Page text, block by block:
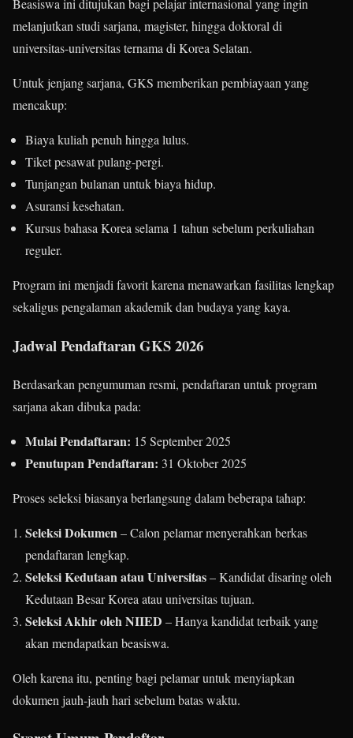
Beasiswa ini ditujukan bagi pelajar internasional yang ingin
melanjutkan studi sarjana, magister, hingga doktoral di
universitas-universitas ternama di Korea Selatan.
Untuk jenjang sarjana, GKS memberikan pembiayaan yang
mencakup:
Biaya kuliah penuh hingga lulus.
Tiket pesawat pulang-pergi.
Tunjangan bulanan untuk biaya hidup.
Asuransi kesehatan.
Kursus bahasa Korea selama 1 tahun sebelum perkuliahan
reguler.
Program ini menjadi favorit karena menawarkan fasilitas lengkap
sekaligus pengalaman akademik dan budaya yang kaya.
Jadwal Pendaftaran GKS 2026
Berdasarkan pengumuman resmi, pendaftaran untuk program
sarjana akan dibuka pada:
Mulai Pendaftaran: 15 September 2025
Penutupan Pendaftaran: 31 Oktober 2025
Proses seleksi biasanya berlangsung dalam beberapa tahap:
Seleksi Dokumen– Calon pelamar menyerahkan berkas
pendaftaran lengkap.
Seleksi Kedutaan atau Universitas– Kandidat disaring oleh
Kedutaan Besar Korea atau universitas tujuan.
Seleksi Akhir oleh NIIED – Hanya kandidat terbaik yang
akan mendapatkan beasiswa.
Oleh karena itu, penting bagi pelamar untuk menyiapkan
dokumen jauh-jauh hari sebelum batas waktu.